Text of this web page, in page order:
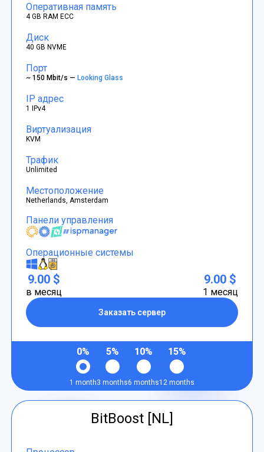
Оперативная память
4 GB RAM ECC
Диск
40 GB NVME
Порт
~ 150 Mbit/s —Looking Glass
IP адрес
1 IPv4
Виртуализация
KVM
Трафик
Unlimited
Местоположение
Netherlands, Amsterdam
Панели управления
Операционные системы
9.00 $
в месяц
Заказать сервер
9.00 $
1 месяц
0%
1 month
5%
3 months
10%
6 months
15%
12 months
BitBoost [NL]